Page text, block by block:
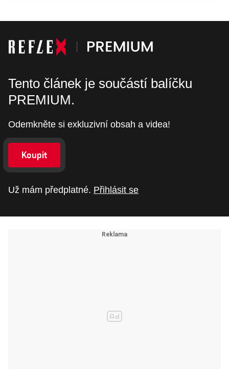
Tento článek je součástí balíčku
PREMIUM.
Odemkněte si exkluzivní obsah a videa!
Koupit
Už mám předplatné. Přihlásit se